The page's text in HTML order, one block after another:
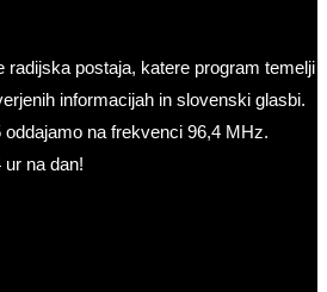
radijska postaja, katere program temelji
informacijah in slovenski glasbi.
na frekvenci 96,4 MHz.
ur na dan!